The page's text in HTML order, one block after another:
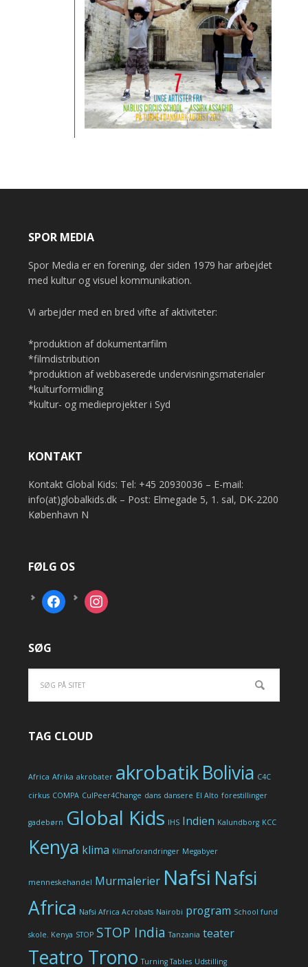
SPOR MEDIA
Spor Media er en forening, der siden 1979 har arbejdet
med kultur og visuel kommunikation.
Vi arbejder med en bred vifte af aktiviteter:
*produktion af dokumentarfilm
*filmdistribution
*produktion af webbaserede undervisningsmaterialer
*kulturformidling
*kultur- og medieprojekter i Syd
KONTAKT
Kontakt Global Kids: Tel: +45 20930036 – E-mail:
info(at)globalkids.dk – Post: Elmegade 5, 1. sal, DK-2200
København N
FØLG OS
facebook instagram
SØG
TAG CLOUD
Africa Afrika akrobater akrobatikBolivia C4C
cirkus COMPA CulPeer4Change dans dansere El Alto forestillinger
gadebørn Global Kids IHS Indien Kalundborg KCC
Kenya klima Klimaforandringer Megabyer
menneskehandel Murmalerier Nafsi Nafsi
Africa Nafsi Africa Acrobats Nairobi program School fund
skole. Kenya STOP STOP India Tanzania teater
Teatro Trono Turning Tables Udstilling